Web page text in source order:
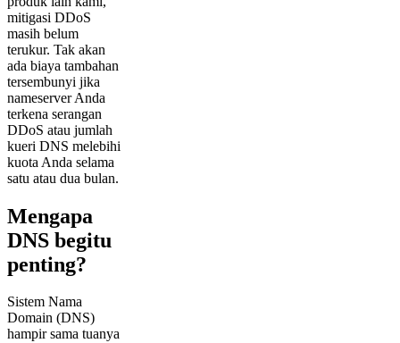
mitigasi DDoS
masih belum
terukur. Tak akan
ada biaya tambahan
tersembunyi jika
nameserver Anda
terkena serangan
DDoS atau jumlah
kueri DNS melebihi
kuota Anda selama
satu atau dua bulan.
Mengapa
DNS begitu
penting?
Sistem Nama
Domain (DNS)
hampir sama tuanya